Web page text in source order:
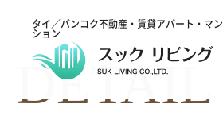
タイ／バンコク不動産・賃貸アパート・マン
ション
DETAIL